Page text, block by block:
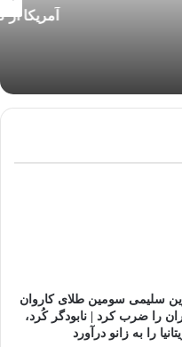
عراق حمله کرد
سلیمی سومین طلای کاروان
را ضرب کرد | نابودگر کُرد،
را به زانو درآورد